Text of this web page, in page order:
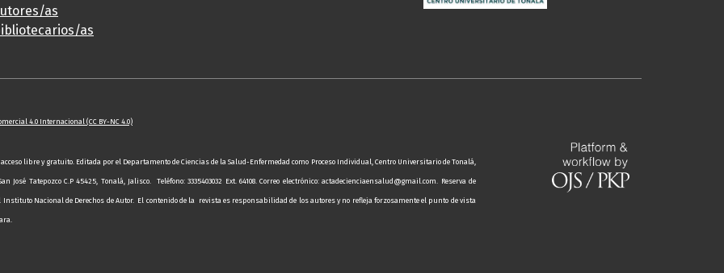
as
as
4.0 Internacional (CC BY-NC 4.0)
libre y gratuito. Editada por el Departamento de Ciencias de la Salud-Enfermedad como Proceso Individual, Centro Universitario de Tonalá,
Tatepozco C.P 45425, Tonalá, Jalisco. Teléfono: 3335403032 Ext. 64108. Correo electrónico: actadecienciaensalud@gmail.com. Reserva de
Instituto Nacional de Derechos de Autor. El contenido de la revista es responsabilidad de los autores y no refleja forzosamente el punto de vista